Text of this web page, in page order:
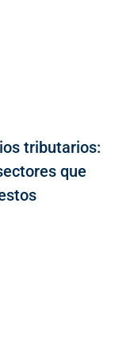
tributarios:
que